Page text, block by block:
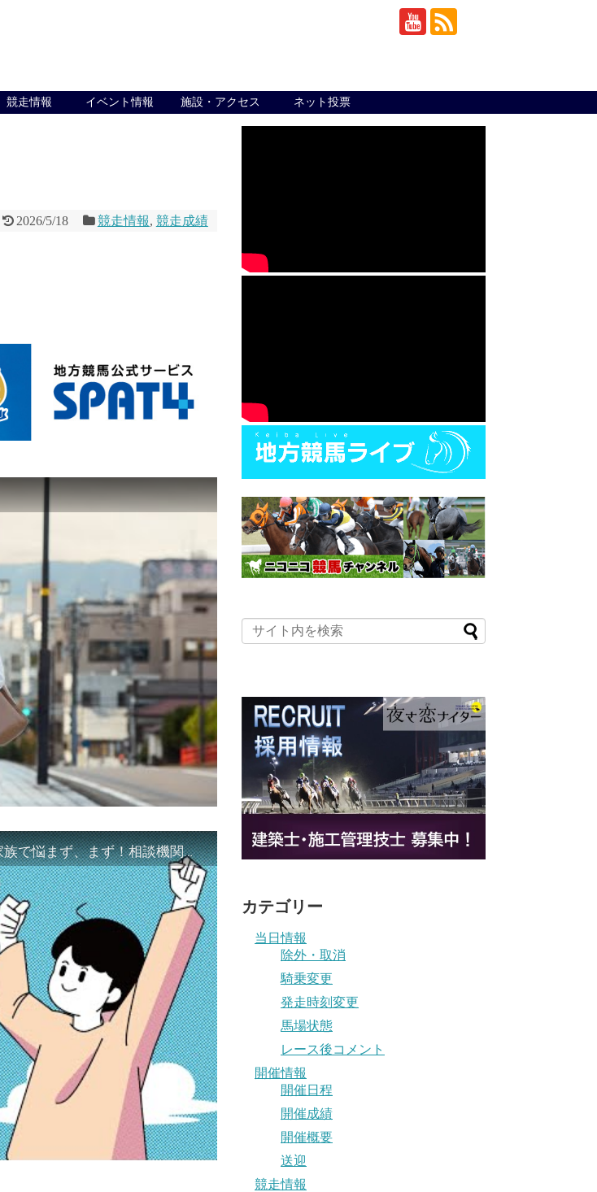
競走情報 イベント情報 施設・アクセス ネット投票
2026/5/18 競走情報, 競走成績
「ギャンブル等依存症対策啓発動画 ～一人で悩まず、家族で悩まず、まず！相談機関へ～」
カテゴリー
当日情報
除外・取消
騎乗変更
発走時刻変更
馬場状態
レース後コメント
開催情報
開催日程
開催成績
開催概要
送迎
競走情報